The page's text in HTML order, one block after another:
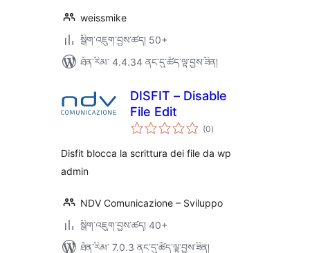
weissmike
སྒྲིག་འཇུག་བྱས་ཚད། 50+
ཐོན་རིམ་ 4.4.34 ནང་དུ་ཚོད་ལྟ་བྱས་ཟིན།
DISFIT – Disable
File Edit
(0གདེང་
འཇོག་
ཚང་།
)
Disfit blocca la scrittura dei file da wp
admin
NDV Comunicazione – Sviluppo
སྒྲིག་འཇུག་བྱས་ཚད། 40+
ཐོན་རིམ་ 7.0.3 ནང་དུ་ཚོད་ལྟ་བྱས་ཟིན།